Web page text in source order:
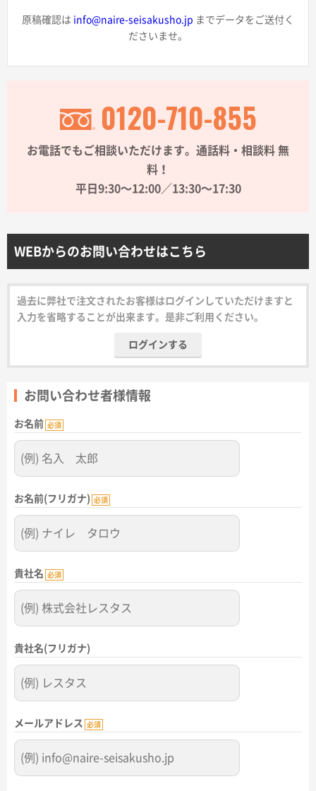
イベントから探す
印刷色から探す
サイトメニュー
初めての方へ
お見積書の作成方法
データ入稿ガイド
名入れグループサイト
原稿確認は info@naire-seisakusho.jp までデータをご送付く
ださいませ。
0120-710-855
お電話でもご相談いただけます。通話料・相談料 無
料！
平日9:30〜12:00／13:30〜17:30
WEBからのお問い合わせはこちら
過去に弊社で注文されたお客様はログインしていただけますと
入力を省略することが出来ます。是非ご利用ください。
ログインする
お問い合わせ者様情報
お名前 必須
お名前(フリガナ) 必須
貴社名 必須
貴社名(フリガナ)
メールアドレス 必須